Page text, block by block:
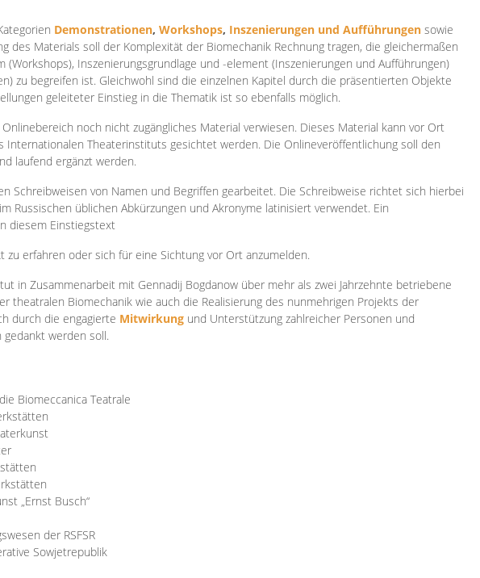
Demonstrationen, Workshops, Inszenierungen und Aufführungen sowie
des Materials soll der Komplexität der Biomechanik Rechnung tragen, die gleichermaßen
(Workshops), Inszenierungsgrundlage und -element (Inszenierungen und Aufführungen)
zu begreifen ist. Gleichwohl sind die einzelnen Kapitel durch die präsentierten Objekte
geleiteter Einstieg in die Thematik ist so ebenfalls möglich.
noch nicht zugängliches Material verwiesen. Dieses Material kann vor Ort
Internationalen Theaterinstituts gesichtet werden. Die Onlineveröffentlichung soll den
laufend ergänzt werden.
Schreibweisen von Namen und Begriffen gearbeitet. Die Schreibweise richtet sich hierbei
Russischen üblichen Abkürzungen und Akronyme latinisiert verwendet. Ein
diesem Einstiegstext
zu erfahren oder sich für eine Sichtung vor Ort anzumelden.
in Zusammenarbeit mit Gennadij Bogdanow über mehr als zwei Jahrzehnte betriebene
theatralen Biomechanik wie auch die Realisierung des nunmehrigen Projekts der
durch die engagierte Mitwirkung und Unterstützung zahlreicher Personen und
werden soll.
Biomeccanica Teatrale
„Ernst Busch“
der RSFSR
Sowjetrepublik